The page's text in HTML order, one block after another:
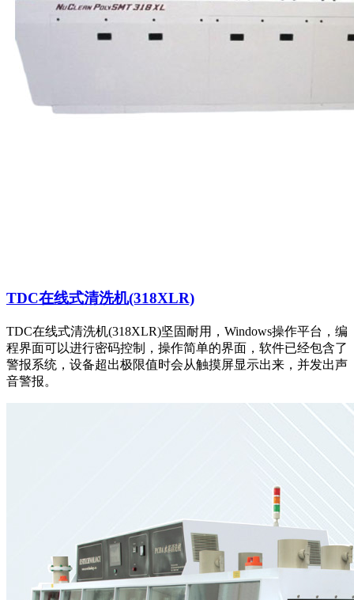
TDC在线式清洗机(318XLR)
TDC在线式清洗机(318XLR)坚固耐用，Windows操作平台，编
程界面可以进行密码控制，操作简单的界面，软件已经包含了
警报系统，设备超出极限值时会从触摸屏显示出来，并发出声
音警报。